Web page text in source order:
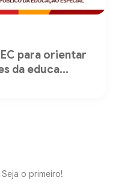
para orientar
da educa...
o primeiro!